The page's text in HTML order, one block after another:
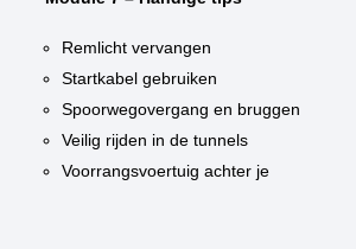
Remlicht vervangen
Startkabel gebruiken
Spoorwegovergang en bruggen
Veilig rijden in de tunnels
Voorrangsvoertuig achter je